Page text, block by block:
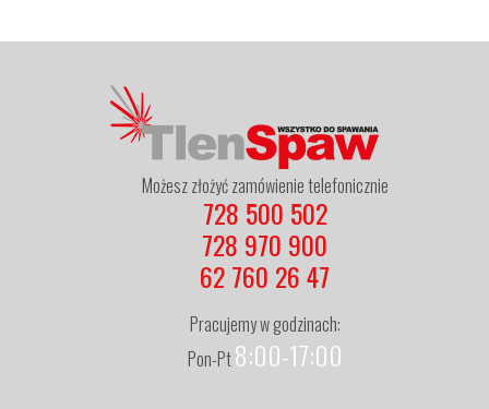
Możesz złożyć zamówienie telefonicznie
728 500 502
728 970 900
62 760 26 47
Pracujemy w godzinach:
Pon-Pt8:00-17:00